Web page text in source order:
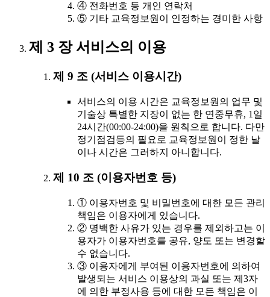
④ 전화번호 등 개인 연락처
⑤ 기타 교육정보원이 인정하는 경미한 사항
제 3 장 서비스의 이용
제 9 조 (서비스 이용시간)
서비스의 이용 시간은 교육정보원의 업무 및
기술상 특별한 지장이 없는 한 연중무휴, 1일
24시간(00:00-24:00)을 원칙으로 합니다. 다만
정기점검등의 필요로 교육정보원이 정한 날
이나 시간은 그러하지 아니합니다.
제 10 조 (이용자번호 등)
① 이용자번호 및 비밀번호에 대한 모든 관리
책임은 이용자에게 있습니다.
② 명백한 사유가 있는 경우를 제외하고는 이
용자가 이용자번호를 공유, 양도 또는 변경할
수 없습니다.
③ 이용자에게 부여된 이용자번호에 의하여
발생되는 서비스 이용상의 과실 또는 제3자
에 의한 부정사용 등에 대한 모든 책임은 이